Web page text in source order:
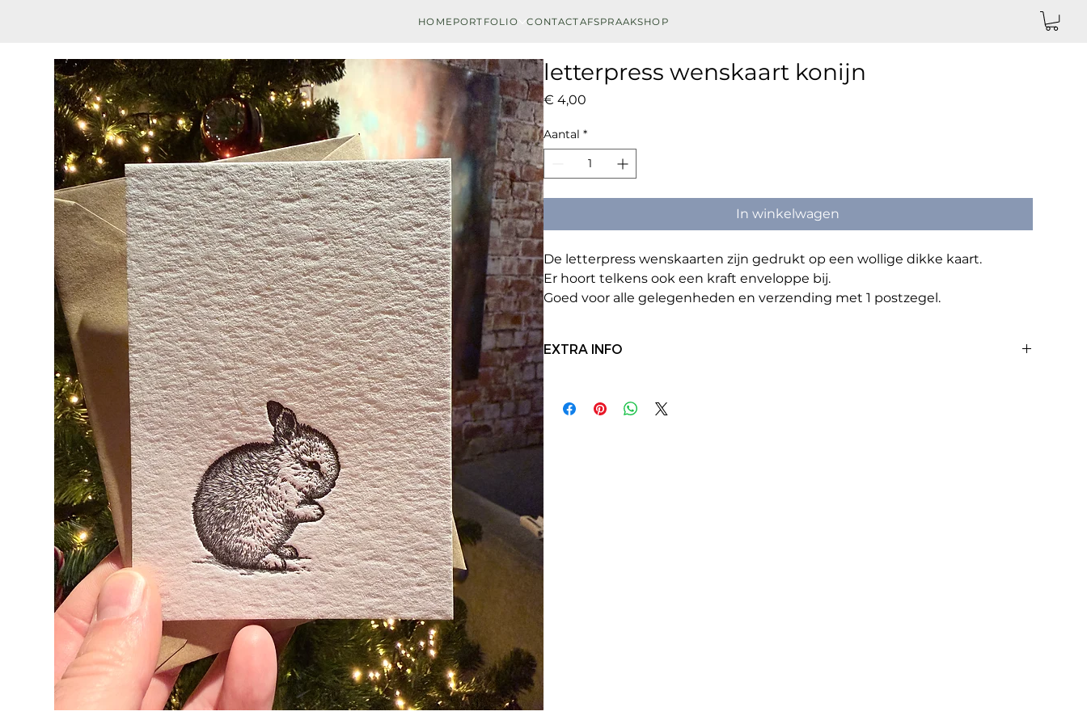
HOME PORTFOLIO CONTACTAFSPRAAKSHOP
letterpress wenskaart konijn
€ 4,00
Aantal *
In winkelwagen
De letterpress wenskaarten zijn gedrukt op een wollige dikke kaart.
Er hoort telkens ook een kraft enveloppe bij.
Goed voor alle gelegenheden en verzending met 1 postzegel.
EXTRA INFO
verstuurd worden in België. Alle kaarten hebben een blanco achterkant en zijn
perfect beschrijfbaar.